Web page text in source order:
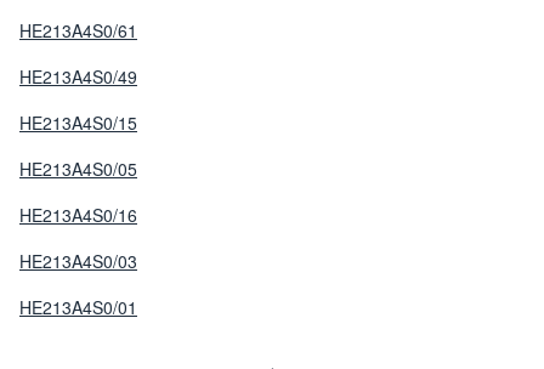
HE213A4S0/61
HE213A4S0/49
HE213A4S0/15
HE213A4S0/05
HE213A4S0/16
HE213A4S0/03
HE213A4S0/01